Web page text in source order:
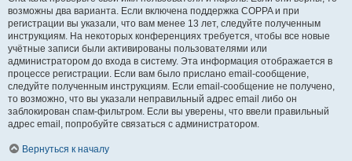
возможны два варианта. Если включена поддержка COPPA и при
регистрации вы указали, что вам менее 13 лет, следуйте полученным
инструкциям. На некоторых конференциях требуется, чтобы все новые
учётные записи были активированы пользователями или
администратором до входа в систему. Эта информация отображается в
процессе регистрации. Если вам было прислано email-сообщение,
следуйте полученным инструкциям. Если email-сообщение не получено,
то возможно, что вы указали неправильный адрес email либо он
заблокирован спам-фильтром. Если вы уверены, что ввели правильный
адрес email, попробуйте связаться с администратором.
Вернуться к началу